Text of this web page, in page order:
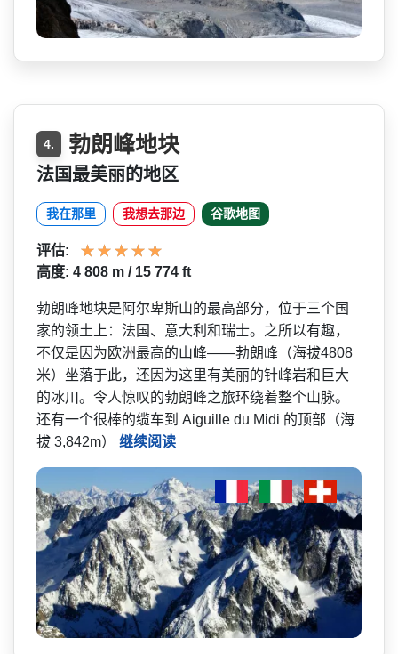
4. 勃朗峰地块
法国最美丽的地区
我在那里 我想去那边 谷歌地图
评估:
高度: 4 808 m / 15 774 ft
勃朗峰地块是阿尔卑斯山的最­高部分，位于三个国
家的领土上：法国、意大利和瑞士­。之所以有趣，
不仅是因为欧洲最高的山峰——勃朗峰（海拔4808
米）坐­落于此，还因为这里有美丽的针峰岩和巨大
的冰川。令­人惊叹的勃朗峰之旅环绕着整个山脉。
还有一个很棒的­缆车到 Aiguille du Midi 的顶部（海
拔 3,842m） 继续阅读